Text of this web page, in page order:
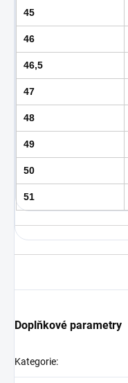
45
46
46,5
47
48
49
50
51
Doplňkové parametry
Kategorie: